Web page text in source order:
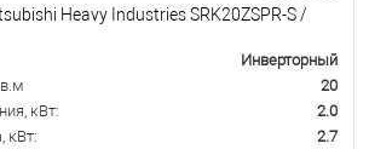
Heavy Industries SRK20ZSPR-S /
Инверторный
20
кВт:
2.0
кВт:
2.7